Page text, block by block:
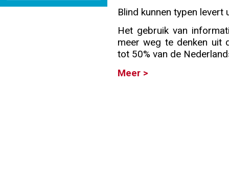
Blind kunnen typen
Het gebruik van
meer weg te denken uit
tot 50% van de
Meer >